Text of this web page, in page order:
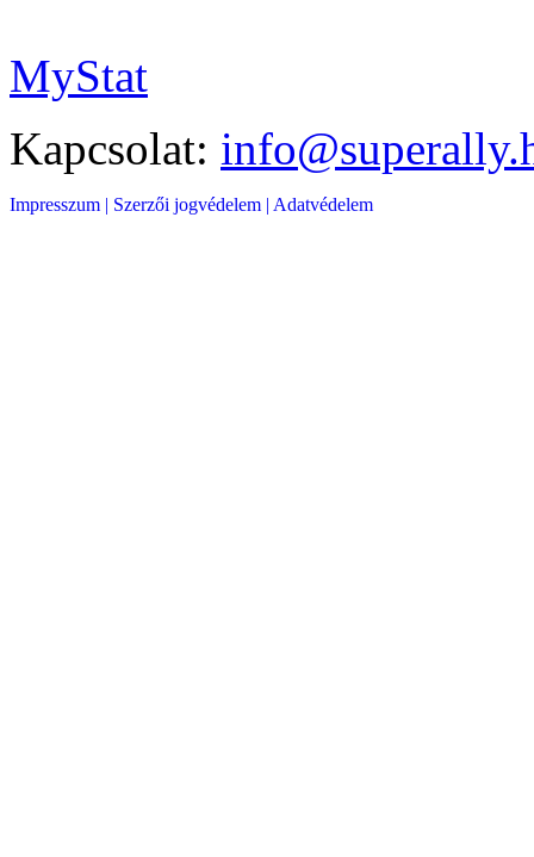
MyStat
Kapcsolat:
Impresszum | Szerzői jogvédelem | Adatvédelem